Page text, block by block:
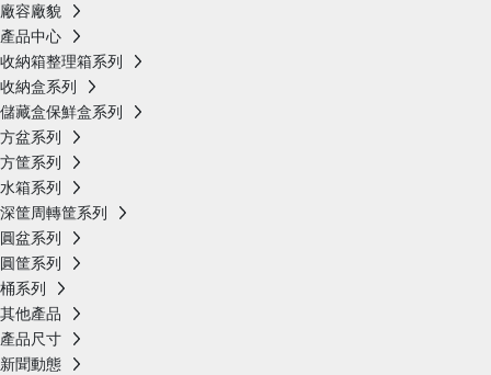
廠容廠貌
產品中心
收納箱整理箱系列
收納盒系列
儲藏盒保鮮盒系列
方盆系列
方筐系列
水箱系列
深筐周轉筐系列
圓盆系列
圓筐系列
桶系列
其他產品
產品尺寸
新聞動態